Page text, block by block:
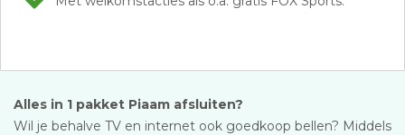
Alles in 1 pakket Piaam afsluiten?
Wil je behalve TV en internet ook goedkoop bellen? Middels